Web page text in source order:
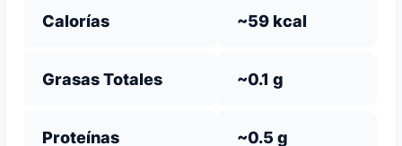
Calorías ~59 kcal
Grasas Totales ~0.1 g
Proteínas ~0.5 g